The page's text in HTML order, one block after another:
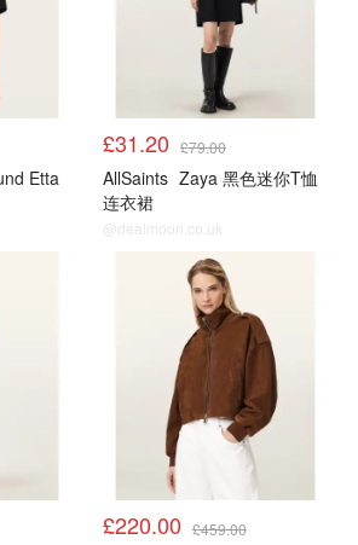
Etta
£31.20 £79.00
AllSaints Zaya 黑色迷你T恤
连衣裙
@dealmoon.co.uk
£220.00 £459.00